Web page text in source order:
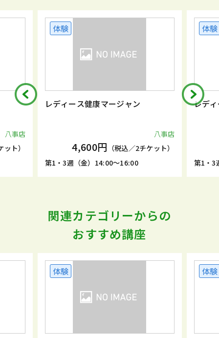
八事店
ト）
体験
レディース健康マージャン
八事店
4,600円 （税込／2チケット）
第1・3週（金）14:00～16:00
体験
レデ
第1・3
関連カテゴリーからの
おすすめ講座
体験 体験